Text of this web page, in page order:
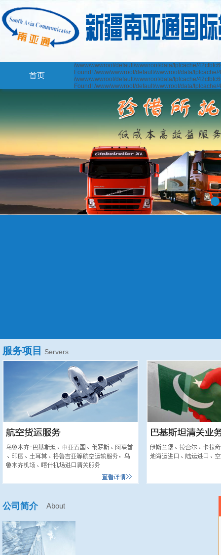
首页
/www/wwwroot/default/wwwroot/data/tplcache/
Found! /www/wwwroot/default/wwwroot/data/
/www/wwwroot/default/wwwroot/data/tplcache/
Found! /www/wwwroot/default/wwwroot/data/
服务项目 Servers
公司简介 About